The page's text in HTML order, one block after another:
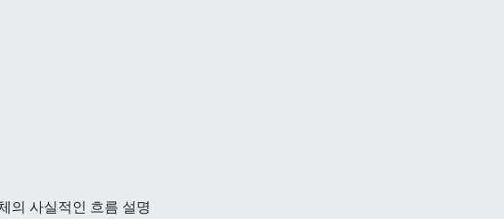
의 사실적인 흐름 설명